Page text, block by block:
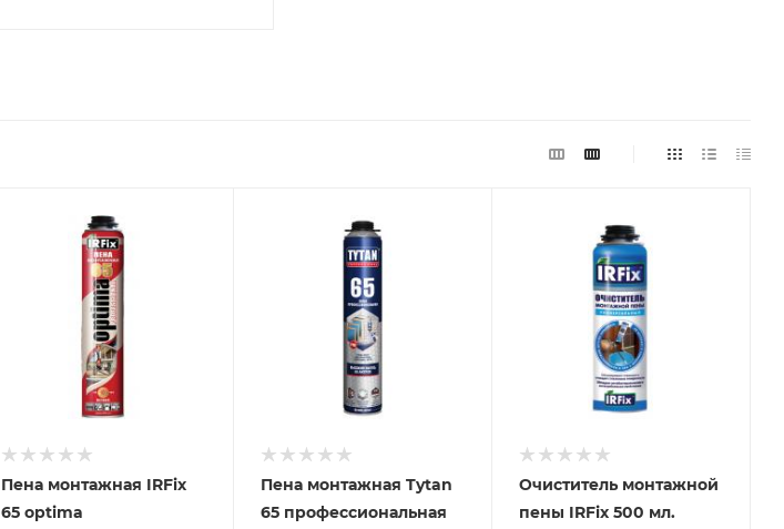
Пена монтажная IRFix
65 optima
Пена монтажная Tytan
65 профессиональная
Очиститель монтажной
пены IRFix 500 мл.